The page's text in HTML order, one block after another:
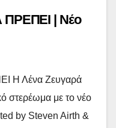
ΠΡΕΠΕΙ | Νέο
Η Λένα Ζευγαρά
στερέωμα με το νέο
by Steven Airth &